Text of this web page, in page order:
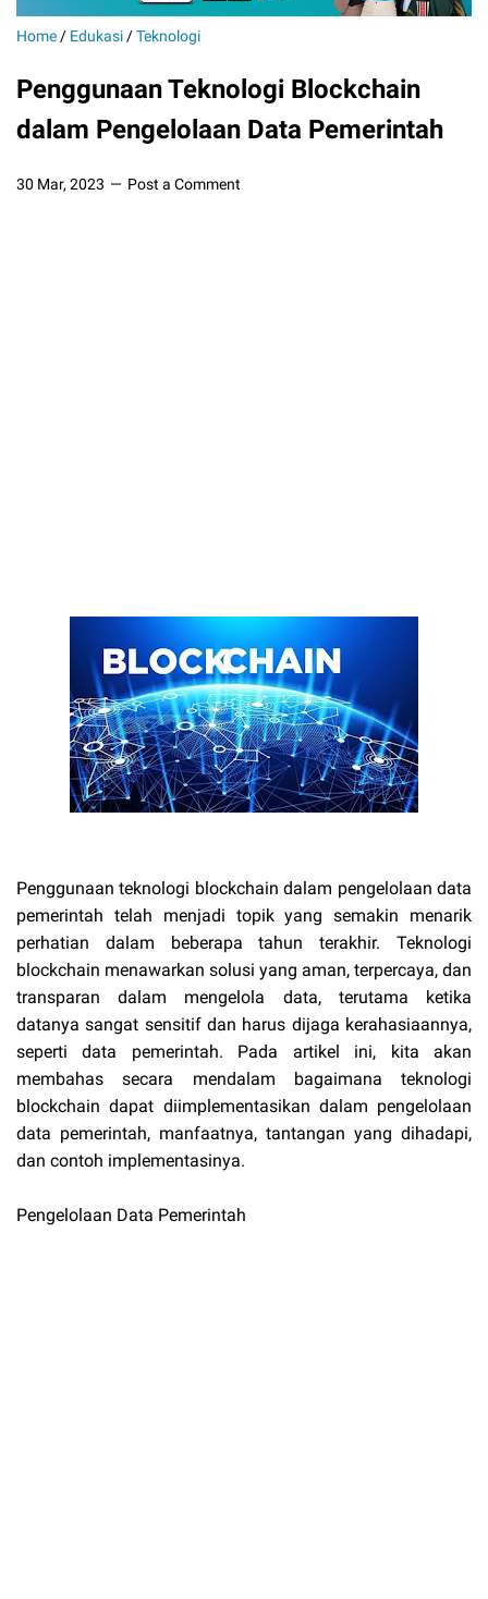
Home / Edukasi /Teknologi
Penggunaan Teknologi Blockchain
dalam Pengelolaan Data Pemerintah
30 Mar, 2023 Post a Comment
Penggunaan teknologi blockchain dalam pengelolaan data
pemerintah telah menjadi topik yang semakin menarik
perhatian dalam beberapa tahun terakhir. Teknologi
blockchain menawarkan solusi yang aman, terpercaya, dan
transparan dalam mengelola data, terutama ketika
datanya sangat sensitif dan harus dijaga kerahasiaannya,
seperti data pemerintah. Pada artikel ini, kita akan
membahas secara mendalam bagaimana teknologi
blockchain dapat diimplementasikan dalam pengelolaan
data pemerintah, manfaatnya, tantangan yang dihadapi,
dan contoh implementasinya.
Pengelolaan Data Pemerintah